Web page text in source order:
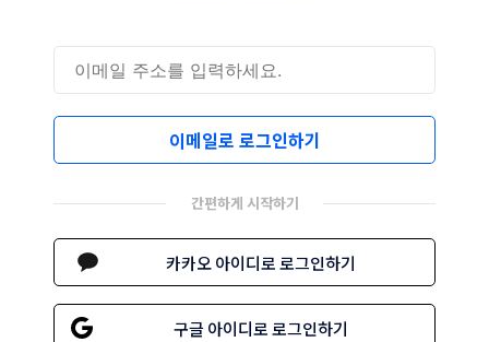
이메일로 로그인하기
간편하게 시작하기
카카오 아이디로 로그인하기
구글 아이디로 로그인하기